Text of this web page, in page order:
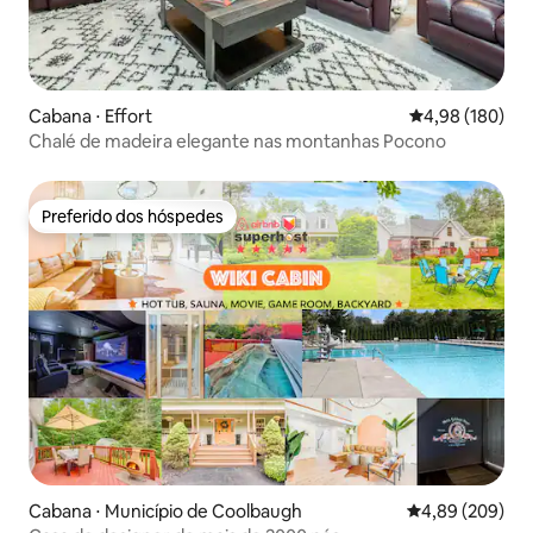
Cabana ⋅ Effort 4,98 de uma
4,98 (180)
Chalé de madeira elegante nas montanhas Pocono
Preferido dos hóspedes
Preferido dos hóspedes
Cabana ⋅ Município de Coolbaugh 4,89 de uma
4,89 (209)